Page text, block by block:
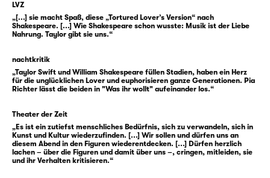
Cesario eigentlich Viola heißt und auch kein
Bote, sondern — oh Schreck — eine Botin ist.
Erst vor wenigen Stunden wurde sie nach
einem Schiffbruch am Ufer der Insel Illyrien
angeschwemmt und beschloss, am Hof des
Herzogs zu dienen. Und was braucht so eine
einen Plan? Richtig: eine Verkleidung. Und so
denkt sich Viola kurzerhand ein Alter Ego aus
und nennt es … James? Nein, Cesario. Als
dieser wird sie nun auf Illyrien bekannt. Kann
LVZ
„[...] sie macht Spaß, diese „Tortured Lover’s Version“ nach
Shakespeare. [...] Wie Shakespeare schon wusste: Musik ist der Liebe
Nahrung. Taylor gibt sie uns.“
nachtkritik
„Taylor Swift und William Shakespeare füllen Stadien, haben ein Herz
für die unglücklichen Lover und euphorisieren ganze Generationen. Pia
Richter lässt die beiden in "Was ihr wollt" aufeinander los.“
Theater der Zeit
„Es ist ein zutiefst menschliches Bedürfnis, sich zu verwandeln, sich in
Kunst und Kultur wiederzufinden. [...] Wir sollen und dürfen uns an
diesem Abend in den Figuren wiederentdecken. [...] Dürfen herzlich
lachen – über die Figuren und damit über uns –, cringen, mitleiden, sie
und ihr Verhalten kritisieren.“